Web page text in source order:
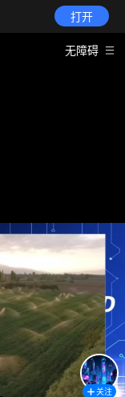
打开
无障碍
关注